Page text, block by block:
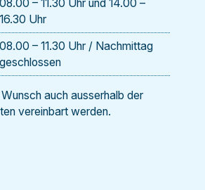
08.00 – 11.30 Uhr und 14.00 –
16.30 Uhr
08.00 – 11.30 Uhr / Nachmittag
geschlossen
auch ausserhalb der
vereinbart werden.